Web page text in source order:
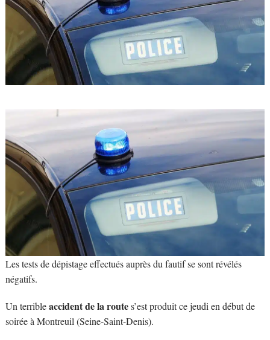
Les tests de dépistage effectués auprès du fautif se sont révélés
négatifs.
Un terribleaccident de la routes’est produit ce jeudi en début de
soirée à Montreuil (Seine-Saint-Denis).